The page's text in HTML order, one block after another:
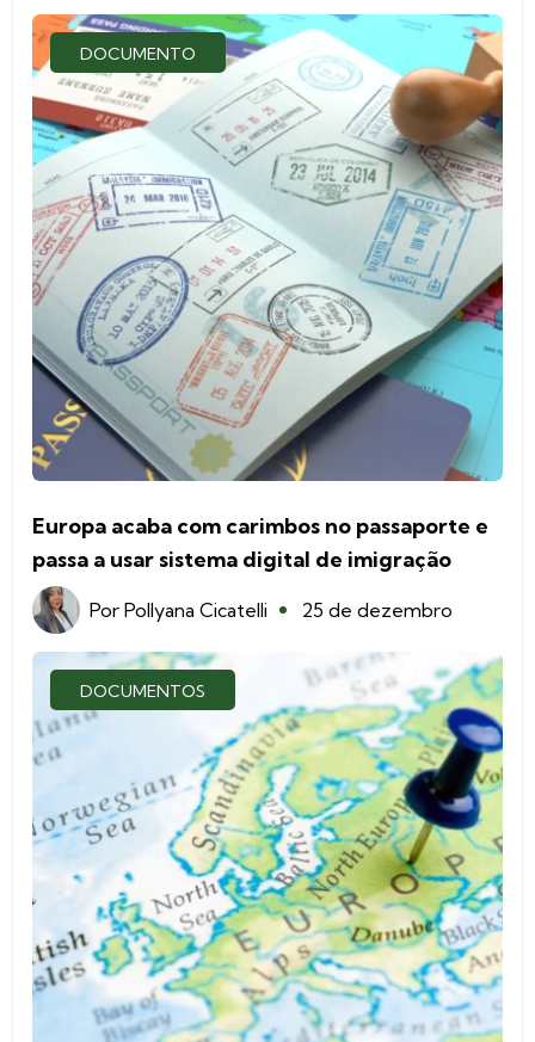
DOCUMENTO
Europa acaba com carimbos no passaporte e
passa a usar sistema digital de imigração
Por Pollyana Cicatelli 25 de dezembro
DOCUMENTOS